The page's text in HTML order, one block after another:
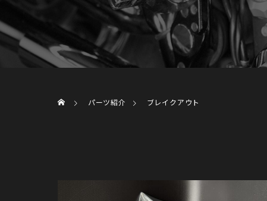
パーツ紹介 ブレイクアウト